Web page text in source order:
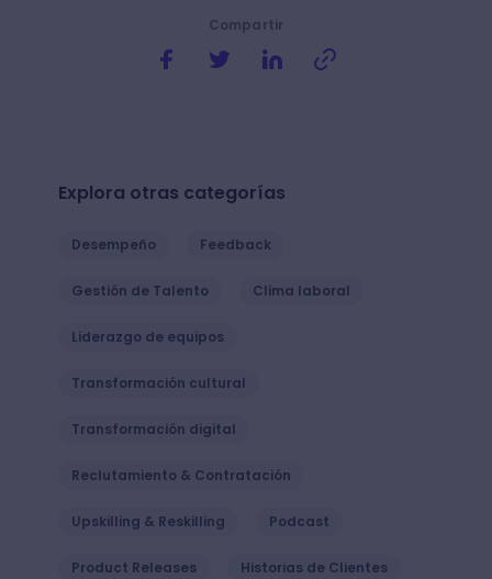
Compartir
Explora otras categorías
Desempeño Feedback
Gestión de Talento Clima laboral
Liderazgo de equipos
Transformación cultural
Transformación digital
Reclutamiento & Contratación
Upskilling & Reskilling Podcast
Product Releases Historias de Clientes